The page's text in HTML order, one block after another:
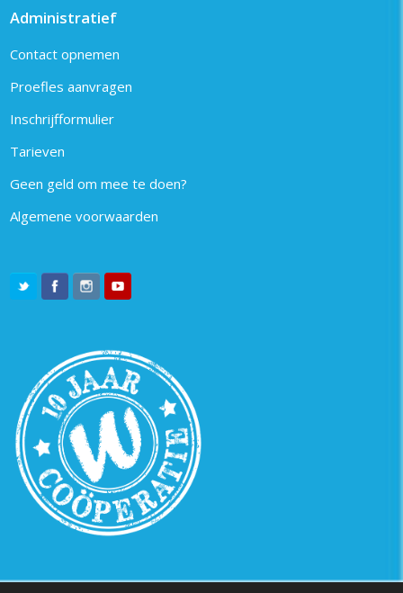
Administratief
Contact opnemen
Proefles aanvragen
Inschrijfformulier
Tarieven
Geen geld om mee te doen?
Algemene voorwaarden